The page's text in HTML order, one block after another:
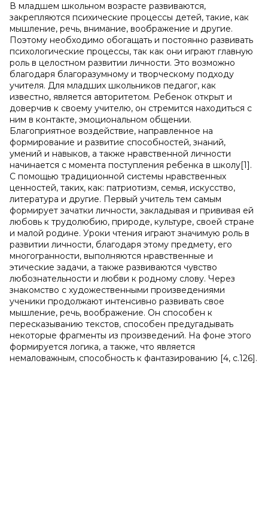
В младшем школьном возрасте развиваются,
закрепляются психические процессы детей, такие, как
мышление, речь, внимание, воображение и другие.
Поэтому необходимо обогащать и постоянно развивать
психологические процессы, так как они играют главную
роль в целостном развитии личности. Это возможно
благодаря благоразумному и творческому подходу
учителя. Для младших школьников педагог, как
известно, является авторитетом. Ребенок открыт и
доверчив к своему учителю, он стремится находиться с
ним в контакте, эмоциональном общении.
Благоприятное воздействие, направленное на
формирование и развитие способностей, знаний,
умений и навыков, а также нравственной личности
начинается с момента поступления ребенка в школу[1].
С помощью традиционной системы нравственных
ценностей, таких, как: патриотизм, семья, искусство,
литература и другие. Первый учитель тем самым
формирует зачатки личности, закладывая и прививая ей
любовь к трудолюбию, природе, культуре, своей стране
и малой родине. Уроки чтения играют значимую роль в
развитии личности, благодаря этому предмету, его
многогранности, выполняются нравственные и
этические задачи, а также развиваются чувство
любознательности и любви к родному слову. Через
знакомство с художественными произведениями
ученики продолжают интенсивно развивать свое
мышление, речь, воображение. Он способен к
пересказыванию текстов, способен предугадывать
некоторые фрагменты из произведений. На фоне этого
формируется логика, а также, что является
немаловажным, способность к фантазированию [4, с.126].